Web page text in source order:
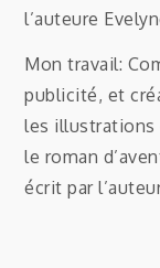
l’auteure
Mon travail:
publicité, et
les illustrations
le roman
écrit par